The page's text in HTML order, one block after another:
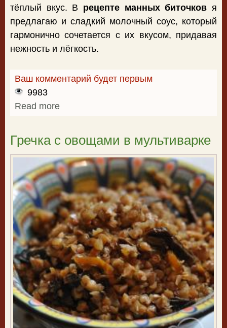
тёплый вкус. В рецепте манных биточков я
предлагаю и сладкий молочный соус, который
гармонично сочетается с их вкусом, придавая
нежность и лёгкость.
Ваш комментарий будет первым
9983
Read more
Гречка с овощами в мультиварке